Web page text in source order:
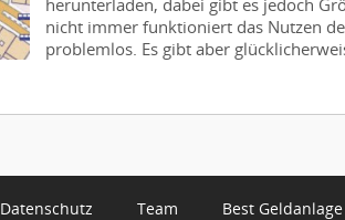
herunterladen, dabei gibt es jedoch
nicht immer funktioniert das Nutzen
problemlos. Es gibt aber
Datenschutz Team Best Geldanlage